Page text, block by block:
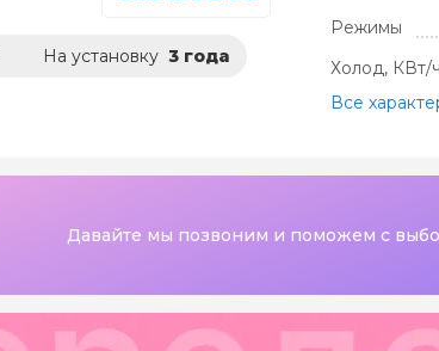
На установку 3 года
Режимы
Холод, КВт/ч
Все
Давайте мы позвоним и поможем с